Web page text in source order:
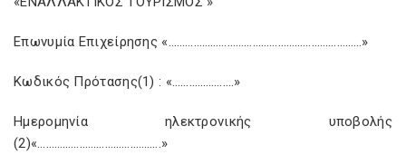
Επωνυμία Επιχείρησης «……………………………………………………………»
Κωδικός Πρότασης(1) : «………………….»
Ημερομηνία ηλεκτρονικής υποβολής
(2)«……………………………………..»